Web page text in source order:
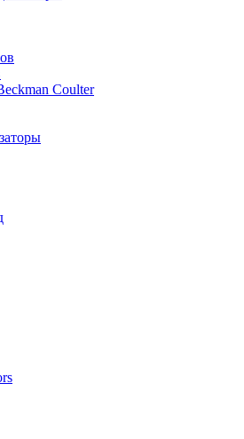
Coulter